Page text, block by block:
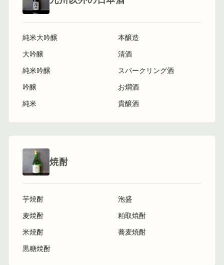
純米大吟醸
大吟醸
純米吟醸
吟醸
純米
本醸造
清酒
スパークリング酒
お燗酒
貴醸酒
焼酎
芋焼酎
麦焼酎
米焼酎
黒糖焼酎
泡盛
粕取焼酎
蕎麦焼酎